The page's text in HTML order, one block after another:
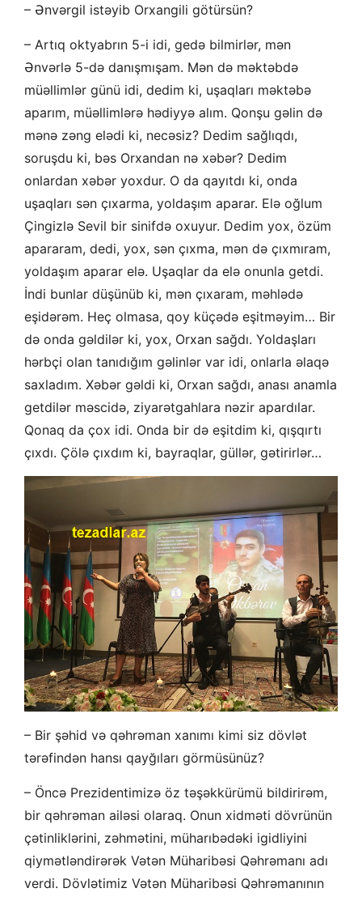
– Ənvərgil istəyib Orxangili götürsün?
– Artıq oktyabrın 5-i idi, gedə bilmirlər, mən
Ənvərlə 5-də danışmışam. Mən də məktəbdə
müəllimlər günü idi, dedim ki, uşaqları məktəbə
aparım, müəllimlərə hədiyyə alım. Qonşu gəlin də
mənə zəng elədi ki, necəsiz? Dedim sağlıqdı,
soruşdu ki, bəs Orxandan nə xəbər? Dedim
onlardan xəbər yoxdur. O da qayıtdı ki, onda
uşaqları sən çıxarma, yoldaşım aparar. Elə oğlum
Çingizlə Sevil bir sinifdə oxuyur. Dedim yox, özüm
apararam, dedi, yox, sən çıxma, mən də çıxmıram,
yoldaşım aparar elə. Uşaqlar da elə onunla getdi.
İndi bunlar düşünüb ki, mən çıxaram, məhlədə
eşidərəm. Heç olmasa, qoy küçədə eşitməyim… Bir
də onda gəldilər ki, yox, Orxan sağdı. Yoldaşları
hərbçi olan tanıdığım gəlinlər var idi, onlarla əlaqə
saxladım. Xəbər gəldi ki, Orxan sağdı, anası anamla
getdilər məscidə, ziyarətgahlara nəzir apardılar.
Qonaq da çox idi. Onda bir də eşitdim ki, qışqırtı
çıxdı. Çölə çıxdım ki, bayraqlar, güllər, gətirirlər…
– Bir şəhid və qəhrəman xanımı kimi siz dövlət
tərəfindən hansı qayğıları görmüsünüz?
– Öncə Prezidentimizə öz təşəkkürümü bildirirəm,
bir qəhrəman ailəsi olaraq. Onun xidməti dövrünün
çətinliklərini, zəhmətini, müharıbədəki igidliyini
qiymətləndirərək Vətən Müharibəsi Qəhrəmanı adı
verdi. Dövlətimiz Vətən Müharibəsi Qəhrəmanının